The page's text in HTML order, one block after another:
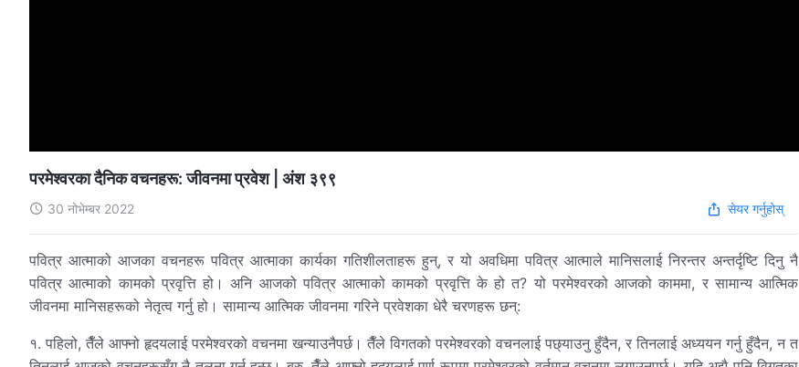
परमेश्‍वरका दैनिक वचनहरू: जीवनमा प्रवेश | अंश ३९९
30 नोभेम्बर 2022 सेयर गर्नुहोस्
पवित्र आत्माको आजका वचनहरू पवित्र आत्माका कार्यका गतिशीलताहरू हुन्, र यो अवधिमा पवित्र आत्माले मानिसलाई निरन्तर अन्तर्दृष्टि दिनु नै
पवित्र आत्माको कामको प्रवृत्ति हो। अनि आजको पवित्र आत्माको कामको प्रवृत्ति के हो त? यो परमेश्‍वरको आजको काममा, र सामान्य आत्मिक
जीवनमा मानिसहरूको नेतृत्व गर्नु हो। सामान्य आत्मिक जीवनमा गरिने प्रवेशका धेरै चरणहरू छन्:
१. पहिलो, तैँले आफ्‍नो हृदयलाई परमेश्‍वरको वचनमा खन्याउनैपर्छ। तैँले विगतको परमेश्‍वरको वचनलाई पछ्याउनु हुँदैन, र तिनलाई अध्ययन गर्नु हुँदैन, न त